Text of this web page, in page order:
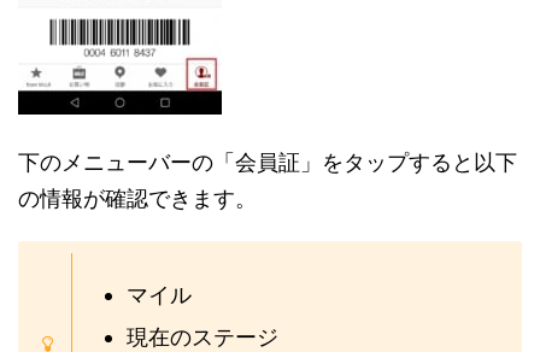
下のメニューバーの「会員証」をタップすると以下
の情報が確認できます。
マイル
現在のステージ